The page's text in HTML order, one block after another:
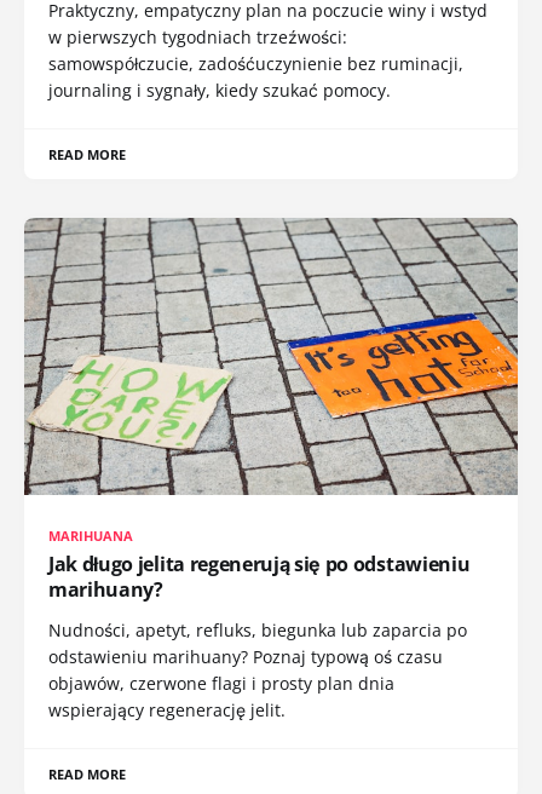
Praktyczny, empatyczny plan na poczucie winy i wstyd
w pierwszych tygodniach trzeźwości:
samowspółczucie, zadośćuczynienie bez ruminacji,
journaling i sygnały, kiedy szukać pomocy.
READ MORE
MARIHUANA
Jak długo jelita regenerują się po odstawieniu
marihuany?
Nudności, apetyt, refluks, biegunka lub zaparcia po
odstawieniu marihuany? Poznaj typową oś czasu
objawów, czerwone flagi i prosty plan dnia
wspierający regenerację jelit.
READ MORE